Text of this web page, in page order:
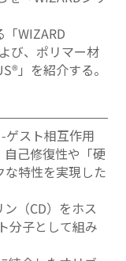
WIZARD
び、ポリマー材
」を紹介する。
ゲスト相互作用
自己修復性や「硬
特性を実現した
（CD）をホス
分子として組み